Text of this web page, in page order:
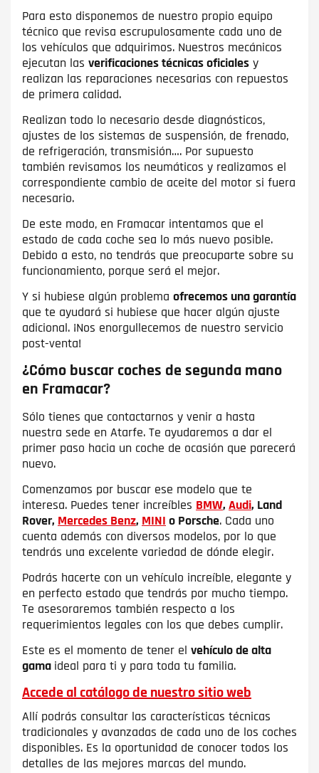
Para esto disponemos de nuestro propio equipo
técnico que revisa escrupulosamente cada uno de
los vehículos que adquirimos. Nuestros mecánicos
ejecutan las verificaciones técnicas oficiales y
realizan las reparaciones necesarias con repuestos
de primera calidad.
Realizan todo lo necesario desde diagnósticos,
ajustes de los sistemas de suspensión, de frenado,
de refrigeración, transmisión…. Por supuesto
también revisamos los neumáticos y realizamos el
correspondiente cambio de aceite del motor si fuera
necesario.
De este modo, en Framacar intentamos que el
estado de cada coche sea lo más nuevo posible.
Debido a esto, no tendrás que preocuparte sobre su
funcionamiento, porque será el mejor.
Y si hubiese algún problema ofrecemos una garantía
que te ayudará si hubiese que hacer algún ajuste
adicional. ¡Nos enorgullecemos de nuestro servicio
post-venta!
¿Cómo buscar coches de segunda mano
en Framacar?
Sólo tienes que contactarnos y venir a hasta
nuestra sede en Atarfe. Te ayudaremos a dar el
primer paso hacia un coche de ocasión que parecerá
nuevo.
Comenzamos por buscar ese modelo que te
interesa. Puedes tener increíbles BMW, Audi, Land
Rover, Mercedes Benz, MINI o Porsche. Cada uno
cuenta además con diversos modelos, por lo que
tendrás una excelente variedad de dónde elegir.
Podrás hacerte con un vehículo increíble, elegante y
en perfecto estado que tendrás por mucho tiempo.
Te asesoraremos también respecto a los
requerimientos legales con los que debes cumplir.
Este es el momento de tener el vehículo de alta
gama ideal para ti y para toda tu familia.
Accede al catálogo de nuestro sitio web
Allí podrás consultar las características técnicas
tradicionales y avanzadas de cada uno de los coches
disponibles. Es la oportunidad de conocer todos los
detalles de las mejores marcas del mundo.